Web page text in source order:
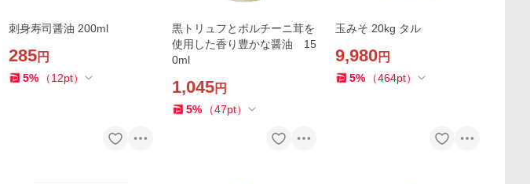
刺身寿司醤油 200ml
285円
5% （12pt）
黒トリュフとポルチーニ茸を
使用した香り豊かな醤油 15
0ml
1,045円
5% （47pt）
玉みそ 20kg タル
9,980円
5% （464pt）